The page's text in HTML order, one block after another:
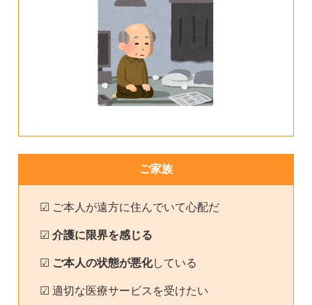
ご家族
☑ ご本人が遠方に住んでいて心配だ
☑ 介護に限界を感じる
☑ ご本人の状態が悪化している
☑ 適切な医療サービスを受けたい